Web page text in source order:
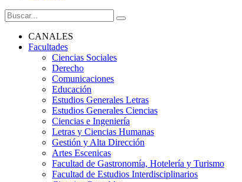
CANALES
Facultades
Ciencias Sociales
Derecho
Comunicaciones
Educación
Estudios Generales Letras
Estudios Generales Ciencias
Ciencias e Ingeniería
Letras y Ciencias Humanas
Gestión y Alta Dirección
Artes Escenicas
Facultad de Gastronomía, Hotelería y Turismo
Facultad de Estudios Interdisciplinarios